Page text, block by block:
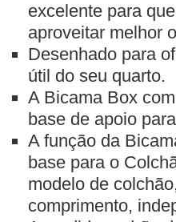
excelente para
aproveitar melhor
Desenhado para
útil do seu quarto.
A Bicama Box
base de apoio
A função da
base para o
modelo de
comprimento,